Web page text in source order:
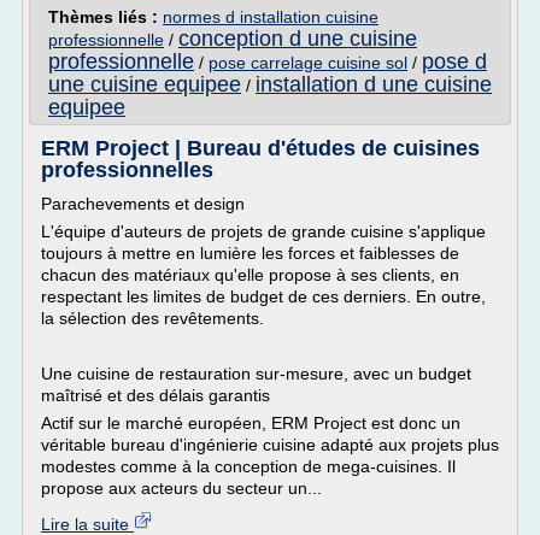
Thèmes liés : normes d installation cuisine
professionnelle / conception d une cuisine
professionnelle / pose carrelage cuisine sol / pose d
une cuisine equipee / installation d une cuisine
equipee
ERM Project | Bureau d'études de cuisines
professionnelles
Parachevements et design
L'équipe d'auteurs de projets de grande cuisine s'applique
toujours à mettre en lumière les forces et faiblesses de
chacun des matériaux qu'elle propose à ses clients, en
respectant les limites de budget de ces derniers. En outre,
la sélection des revêtements.
Une cuisine de restauration sur-mesure, avec un budget
maîtrisé et des délais garantis
Actif sur le marché européen, ERM Project est donc un
véritable bureau d'ingénierie cuisine adapté aux projets plus
modestes comme à la conception de mega-cuisines. Il
propose aux acteurs du secteur un...
Lire la suite